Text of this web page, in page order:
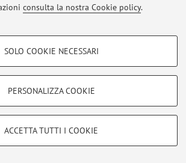
consulta la nostra Cookie policy.
- FACOLTATIVI
NECESSARI
utilizzati, a titolo esemplificativo, per il corretto
SOLO COOKIE NECESSARI
PERSONALIZZA COOKIE
ACCETTA TUTTI I COOKIE